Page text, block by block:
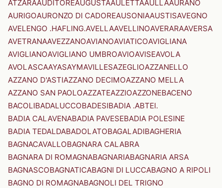
ATZARAAUDITOREAUGUSTAAULETTAAULLAAURANO
AURIGOAURONZO DI CADOREAUSONIAAUSTISAVEGNO
AVELENGO .HAFLING.AVELLAAVELLINOAVERARAAVERSA
AVETRANAAVEZZANOAVIANOAVIATICOAVIGLIANA
AVIGLIANOAVIGLIANO UMBROAVIOAVISEAVOLA
AVOLASCAAYASAYMAVILLESAZEGLIOAZZANELLO
AZZANO D'ASTIAZZANO DECIMOAZZANO MELLA
AZZANO SAN PAOLOAZZATEAZZIOAZZONEBACENO
BACOLIBADALUCCOBADESIBADIA .ABTEI.
BADIA CALAVENABADIA PAVESEBADIA POLESINE
BADIA TEDALDABADOLATOBAGALADIBAGHERIA
BAGNACAVALLOBAGNARA CALABRA
BAGNARA DI ROMAGNABAGNARIABAGNARIA ARSA
BAGNASCOBAGNATICABAGNI DI LUCCABAGNO A RIPOLI
BAGNO DI ROMAGNABAGNOLI DEL TRIGNO